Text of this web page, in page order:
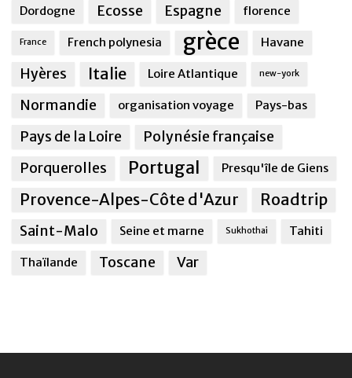
Dordogne Ecosse Espagne florence
France French polynesia grèce Havane
Hyères Italie Loire Atlantique new-york
Normandie organisation voyage Pays-bas
Pays de la Loire
Polynésie française
Porquerolles
Portugal Presqu'île de Giens
Provence-Alpes-Côte d'Azur Roadtrip
Saint-Malo Seine et marne Sukhothai Tahiti
Thaïlande Toscane Var